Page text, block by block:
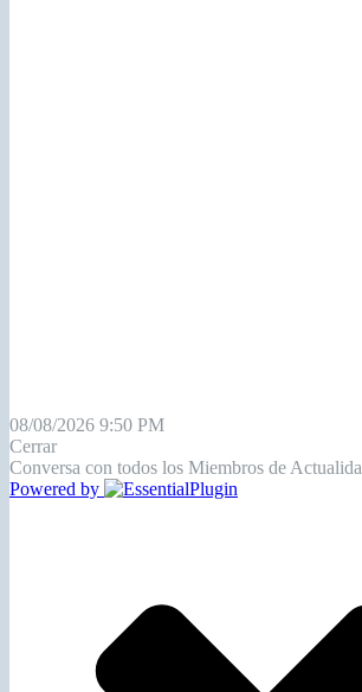
08/08/2026 9:50 PM
Cerrar
Conversa con todos los Miembros de
Powered by